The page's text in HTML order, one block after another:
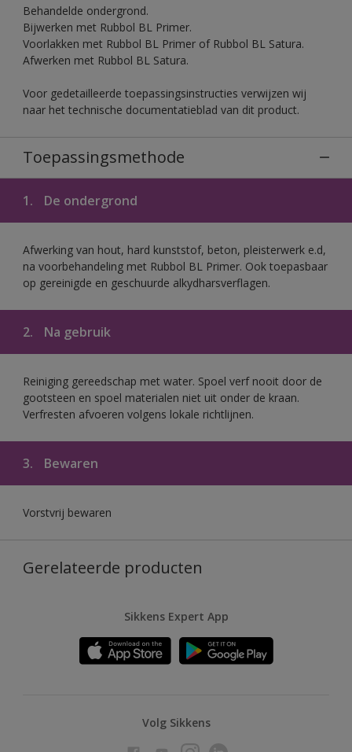
Behandelde ondergrond.
Bijwerken met Rubbol BL Primer.
Voorlakken met Rubbol BL Primer of Rubbol BL Satura.
Afwerken met Rubbol BL Satura.
Voor gedetailleerde toepassingsinstructies verwijzen wij
naar het technische documentatieblad van dit product.
Toepassingsmethode
1. De ondergrond
Afwerking van hout, hard kunststof, beton, pleisterwerk e.d,
na voorbehandeling met Rubbol BL Primer. Ook toepasbaar
op gereinigde en geschuurde alkydharsverflagen.
2. Na gebruik
Reiniging gereedschap met water. Spoel verf nooit door de
gootsteen en spoel materialen niet uit onder de kraan.
Verfresten afvoeren volgens lokale richtlijnen.
3. Bewaren
Vorstvrij bewaren
Gerelateerde producten
Sikkens Expert App
Volg Sikkens